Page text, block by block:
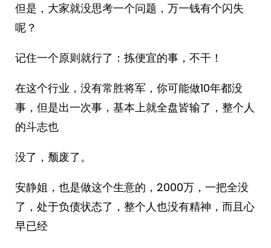
但是，大家就没思考一个问题，万一钱有个闪失
呢？
记住一个原则就行了：拣便宜的事，不干！
在这个行业，没有常胜将军，你可能做10年都没
事，但是出一次事，基本上就全盘皆输了，整个人
的斗志也
没了，颓废了。
安静姐，也是做这个生意的，2000万，一把全没
了，处于负债状态了，整个人也没有精神，而且心
早已经